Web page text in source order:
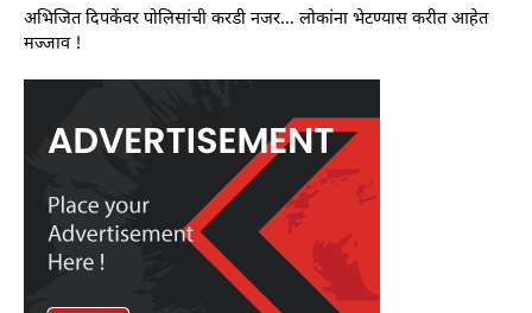
अभिजित दिपकेंवर पोलिसांची करडी नजर… लोकांना भेटण्यास करीत आहेत
मज्जाव !